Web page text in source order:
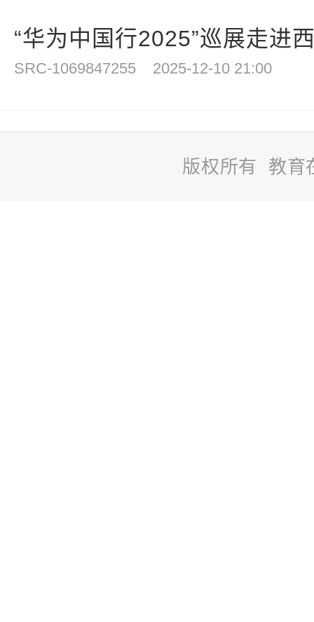
“华为中国行2025”巡展走进
SRC-1069847255 2025-12-10 21:00
版权所有 教育